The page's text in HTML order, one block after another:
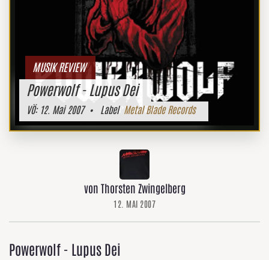
MUSIK REVIEW
Powerwolf - Lupus Dei
VÖ:12. Mai 2007• Label Metal Blade Records
von Thorsten Zwingelberg
12. MAI 2007
Powerwolf - Lupus Dei